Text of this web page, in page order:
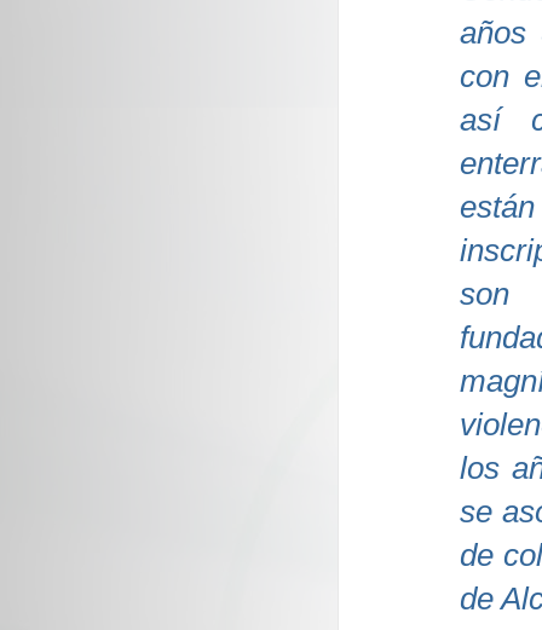
años
con
así
son
los
se
de
de